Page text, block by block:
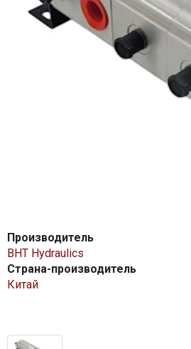
Производитель
BHT Hydraulics
Страна-производитель
Китай